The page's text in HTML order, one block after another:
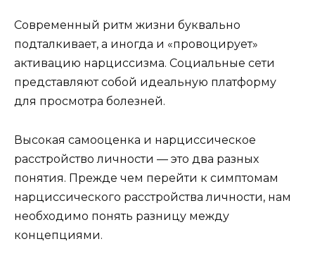
Современный ритм жизни буквально
подталкивает, а иногда и «провоцирует»
активацию нарциссизма. Социальные сети
представляют собой идеальную платформу
для просмотра болезней.
Высокая самооценка и нарциссическое
расстройство личности — это два разных
понятия. Прежде чем перейти к симптомам
нарциссического расстройства личности, нам
необходимо понять разницу между
концепциями.